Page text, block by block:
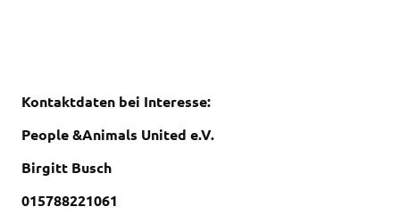
Kontaktdaten bei Interesse:
People &Animals United e.V.
Birgitt Busch
015788221061